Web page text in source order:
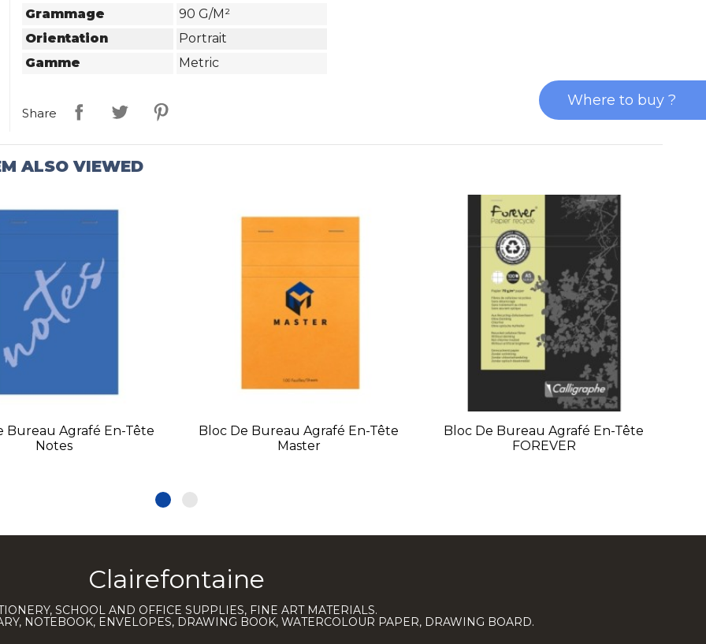
Grammage
90 G/m²
Orientation
Portrait
Gamme
Metric
Share
ALSO VIEWED
Bureau Agrafé En-Tête
Notes
Bloc De Bureau Agrafé En-Tête
Master
Bloc De Bureau Agrafé En-Tête
FOREVER
Clairefontaine
SCHOOL AND OFFICE SUPPLIES, FINE ART MATERIALS.
NOTEBOOK, ENVELOPES, DRAWING BOOK, WATERCOLOUR PAPER, DRAWING BOARD.
Where to buy ?